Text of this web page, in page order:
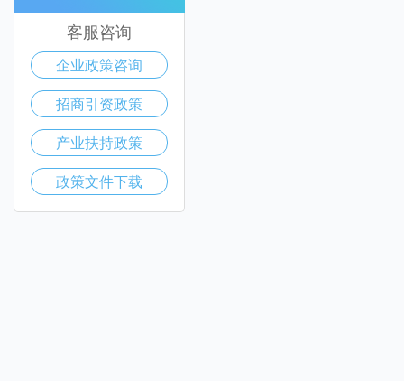
客服咨询
企业政策咨询
招商引资政策
产业扶持政策
政策文件下载